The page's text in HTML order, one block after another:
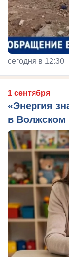
сегодня в 12:30
1 сентября
«Энергия
в Волжском